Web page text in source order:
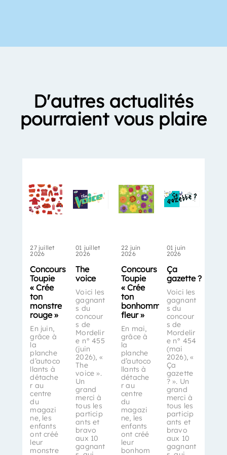
D'autres actualités
pourraient vous plaire
27 juillet
2026
Concours
Toupie
« Crée
ton
monstre
rouge »
En juin,
grâce à
la
planche
d’autoco
llants à
détache
r au
centre
du
magazi
ne, les
enfants
ont créé
leur
monstre
01 juillet
2026
The
voice
Voici les
gagnant
s du
concour
s de
Mordelir
e n° 455
(juin
2026), «
The
voice ».
Un
grand
merci à
tous les
particip
ants et
bravo
aux 10
gagnant
22 juin
2026
Concours
Toupie
« Crée
ton
bonhomme-
fleur »
En mai,
grâce à
la
planche
d’autoco
llants à
détache
r au
centre
du
magazi
ne, les
enfants
ont créé
leur
bonhom
01 juin
2026
Ça
gazette ?
Voici les
gagnant
s du
concour
s de
Mordelir
e n° 454
(mai
2026), «
Ça
gazette
? ». Un
grand
merci à
tous les
particip
ants et
bravo
aux 10
gagnant